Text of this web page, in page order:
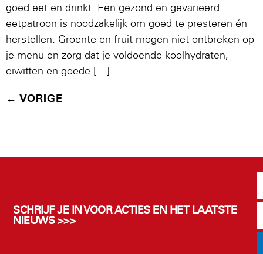
goed eet en drinkt. Een gezond en gevarieerd
eetpatroon is noodzakelijk om goed te presteren én
herstellen. Groente en fruit mogen niet ontbreken op
je menu en zorg dat je voldoende koolhydraten,
eiwitten en goede […]
← VORIGE
SCHRIJF JE IN VOOR ACTIES EN HET LAATSTE
NIEUWS >>>